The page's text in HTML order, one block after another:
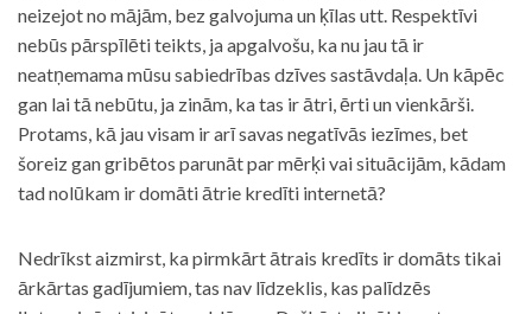
neizejot no mājām, bez galvojuma un ķīlas utt. Respektīvi
nebūs pārspīlēti teikts, ja apgalvošu, ka nu jau tā ir
neatņemama mūsu sabiedrības dzīves sastāvdaļa. Un kāpēc
gan lai tā nebūtu, ja zinām, ka tas ir ātri, ērti un vienkārši.
Protams, kā jau visam ir arī savas negatīvās iezīmes, bet
šoreiz gan gribētos parunāt par mērķi vai situācijām, kādam
tad nolūkam ir domāti ātrie kredīti internetā?
Nedrīkst aizmirst, ka pirmkārt ātrais kredīts ir domāts tikai
ārkārtas gadījumiem, tas nav līdzeklis, kas palīdzēs